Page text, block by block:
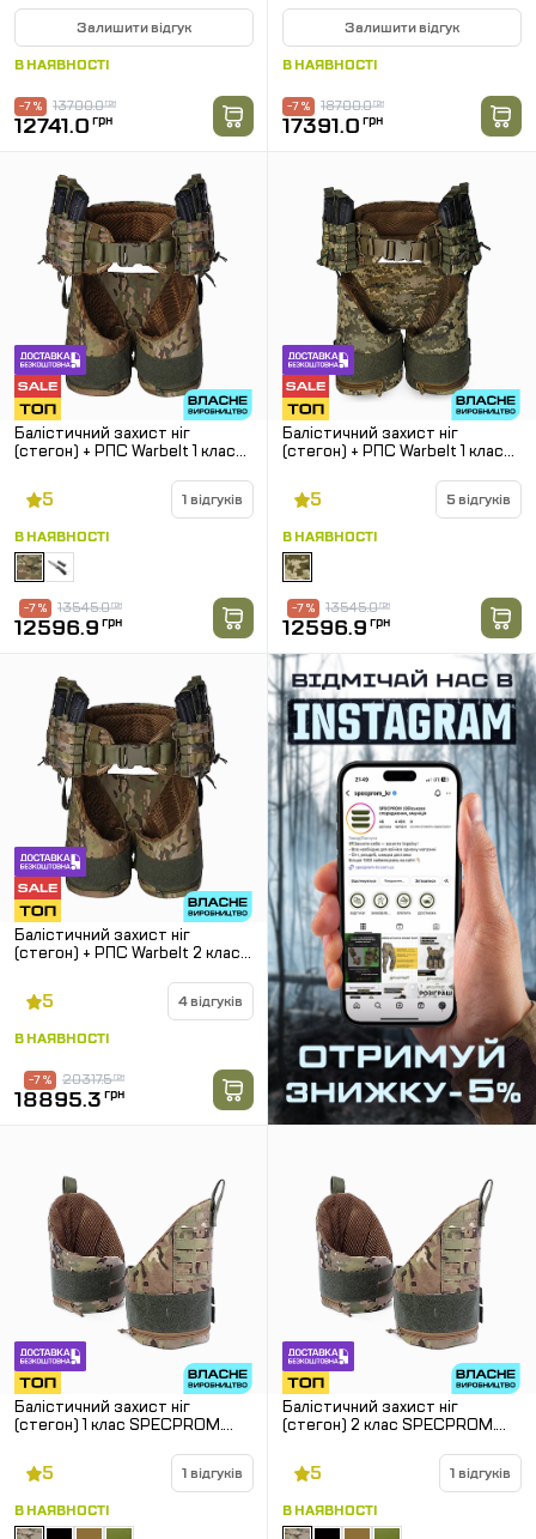
Залишити відгук
В НАЯВНОСТІ
13700.0грн
-7 %
12741.0 грн
Залишити відгук
В НАЯВНОСТІ
18700.0грн
-7 %
17391.0 грн
Балістичний захист ніг
(стегон) + РПС Warbelt 1 клас
Розмір: L
5 1 відгуків
В НАЯВНОСТІ
13545.0грн
-7 %
12596.9 грн
Балістичний захист ніг
(стегон) + РПС Warbelt 1 клас
5 5 відгуків
В НАЯВНОСТІ
13545.0грн
-7 %
12596.9 грн
Балістичний захист ніг
(стегон) + РПС Warbelt 2 клас
Розмір: L
5 4 відгуків
В НАЯВНОСТІ
20317.5грн
-7 %
18895.3 грн
Балістичний захист ніг
(стегон) 1 клас SPECPROM.
5 1 відгуків
В НАЯВНОСТІ
Балістичний захист ніг
(стегон) 2 клас SPECPROM.
5 1 відгуків
В НАЯВНОСТІ